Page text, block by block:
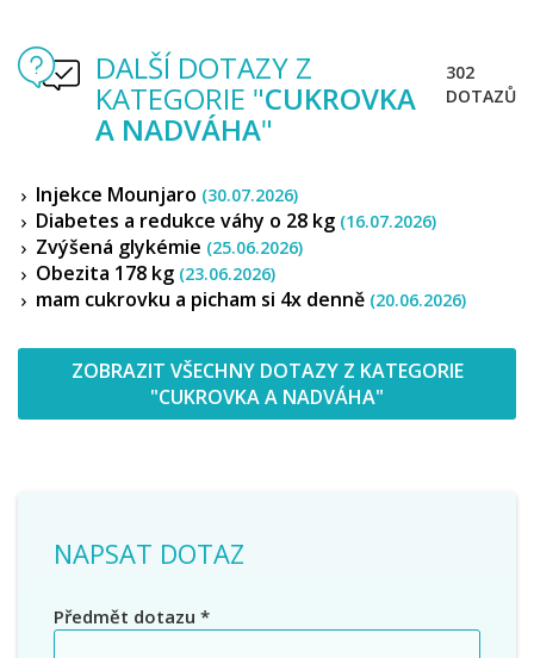
DALŠÍ DOTAZY Z
KATEGORIE "CUKROVKA
A NADVÁHA"
302
DOTAZŮ
Injekce Mounjaro (30.07.2026)
Diabetes a redukce váhy o 28 kg (16.07.2026)
Zvýšená glykémie (25.06.2026)
Obezita 178 kg (23.06.2026)
mam cukrovku a picham si 4x denně (20.06.2026)
ZOBRAZIT VŠECHNY DOTAZY Z KATEGORIE
"CUKROVKA A NADVÁHA"
NAPSAT DOTAZ
Předmět dotazu *